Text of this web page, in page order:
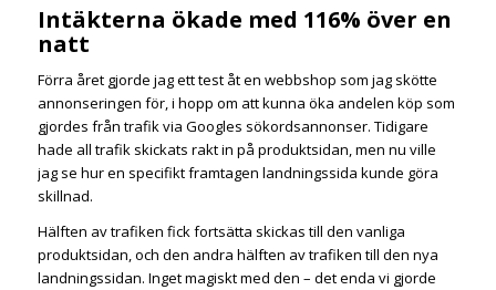
Intäkterna ökade med 116% över en
natt
Förra året gjorde jag ett test åt en webbshop som jag skötte
annonseringen för, i hopp om att kunna öka andelen köp som
gjordes från trafik via Googles sökordsannonser. Tidigare
hade all trafik skickats rakt in på produktsidan, men nu ville
jag se hur en specifikt framtagen landningssida kunde göra
skillnad.
Hälften av trafiken fick fortsätta skickas till den vanliga
produktsidan, och den andra hälften av trafiken till den nya
landningssidan. Inget magiskt med den – det enda vi gjorde